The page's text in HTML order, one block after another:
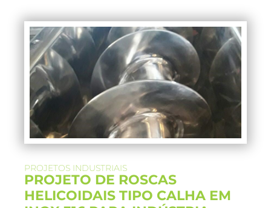
PROJETOS INDUSTRIAIS
PROJETO DE ROSCAS
HELICOIDAIS TIPO CALHA EM